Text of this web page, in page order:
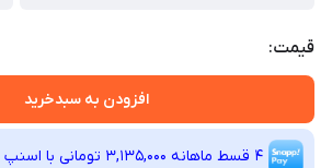
قیمت:
افزودن به سبدخرید
4 قسط ماهانه 3,135,000 تومانی با اسنپ ‌پی! (بدون کارمزد)